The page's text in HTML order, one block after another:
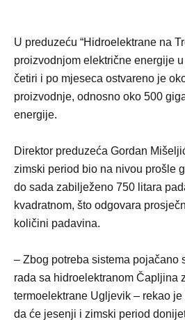
U preduzeću “Hidroelektrane na
proizvodnjom električne energije
četiri i po mjeseca ostvareno je
proizvodnje, odnosno oko 500
energije.
Direktor preduzeća Gordan
zimski period bio na nivou prošle
do sada zabilježeno 750 litara
kvadratnom, što odgovara
količini padavina.
– Zbog potreba sistema pojačano
rada sa hidroelektranom Čapljina
termoelektrane Ugljevik – rekao
da će jesenji i zimski period